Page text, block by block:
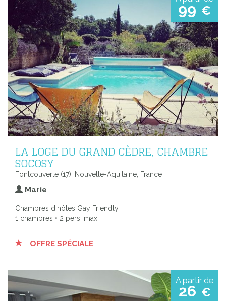
99 €
LA LOGE DU GRAND CÈDRE, CHAMBRE
SOCOSY
Fontcouverte (17), Nouvelle-Aquitaine, France
Marie
Chambres d'hôtes Gay Friendly
1 chambres • 2 pers. max.
OFFRE SPÉCIALE
A partir de
26 €